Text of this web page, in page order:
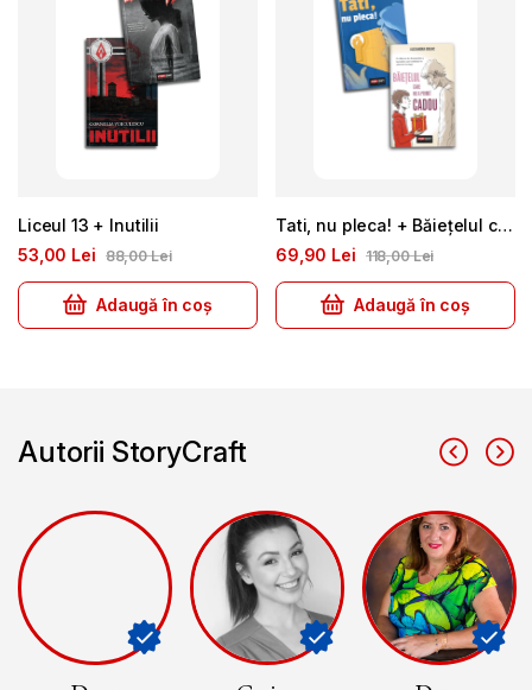
Liceul 13 + Inutilii
53 00 Lei 88 00Lei
Adaugă în coș
Tati, nu pleca! + Băiețelul care nu a primit cadou
69 90 Lei 118 00Lei
Adaugă în coș
Autorii StoryCraft